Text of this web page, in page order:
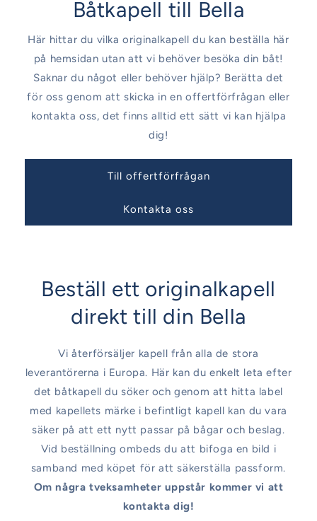
Båtkapell till Bella
Här hittar du vilka originalkapell du kan beställa här
på hemsidan utan att vi behöver besöka din båt!
Saknar du något eller behöver hjälp? Berätta det
för oss genom att skicka in en offertförfrågan eller
kontakta oss, det finns alltid ett sätt vi kan hjälpa
dig!
Till offertförfrågan
Kontakta oss
Beställ ett originalkapell
direkt till din Bella
Vi återförsäljer kapell från alla de stora
leverantörerna i Europa. Här kan du enkelt leta efter
det båtkapell du söker och genom att hitta label
med kapellets märke i befintligt kapell kan du vara
säker på att ett nytt passar på bågar och beslag.
Vid beställning ombeds du att bifoga en bild i
samband med köpet för att säkerställa passform.
Om några tveksamheter uppstår kommer vi att
kontakta dig!